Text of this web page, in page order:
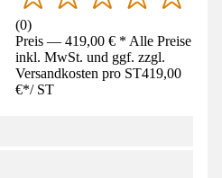
(0)
Preis — 419,00 € * Alle Preise
inkl. MwSt. und ggf. zzgl.
Versandkosten pro ST419,00
€*/ ST